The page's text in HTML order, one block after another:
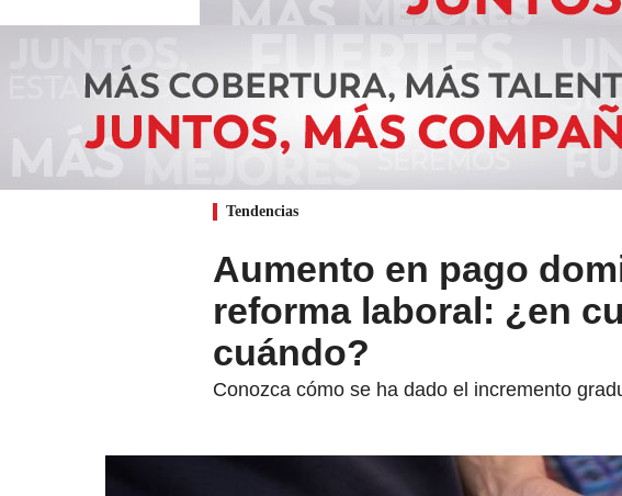
Tendencias
Aumento en pago
reforma laboral: ¿en
cuándo?
Conozca cómo se ha dado el incremento